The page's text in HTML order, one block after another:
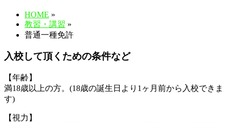
HOME »
教習・講習 »
普通一種免許
入校して頂くための条件など
【年齢】
満18歳以上の方。(18歳の誕生日より1ヶ月前から入校できま
す)
【視力】